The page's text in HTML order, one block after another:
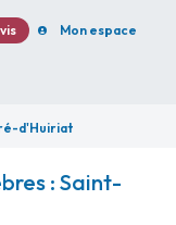
Mon espace
d'Huiriat
: Saint-